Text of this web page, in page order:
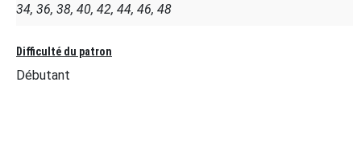
34, 36, 38, 40, 42, 44, 46, 48
Difficulté du patron
Débutant